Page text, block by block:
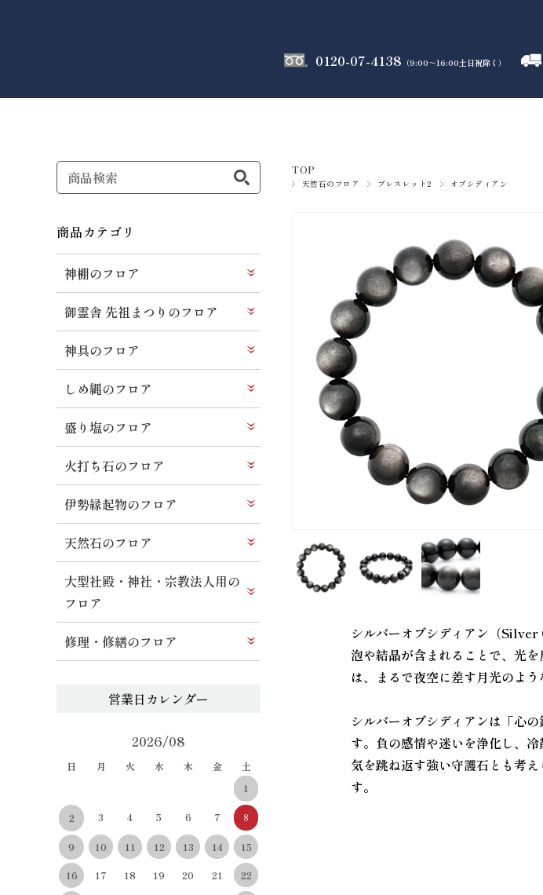
0120-07-4138 （9:00～16:00土日祝除く）
TOP
天然石のフロア ブレスレット2 オブシディアン
シルバーオブシディアン（
泡や結晶が含まれることで、光
は、まるで夜空に差す月光のよ
シルバーオブシディアンは「心
す。負の感情や迷いを浄化し、
気を跳ね返す強い守護石とも考
す。
商品カテゴリ
神棚のフロア
御霊舎 先祖まつりのフロア
神具のフロア
しめ縄のフロア
盛り塩のフロア
火打ち石のフロア
伊勢縁起物のフロア
天然石のフロア
大型社殿・神社・宗教法人用の
フロア
修理・修繕のフロア
2026/08
日 月 火 水 木 金
土
1
2 3 4 5 6 7 8
9 10 11 12 13 14 15
16 17 18 19 20 21 22